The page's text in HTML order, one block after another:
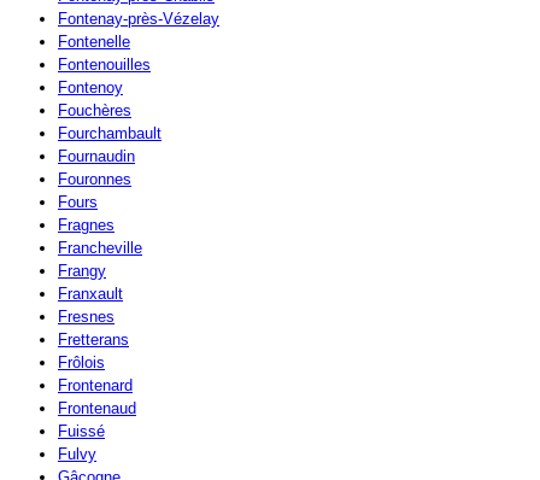
Fontenay-près-Vézelay
Fontenelle
Fontenouilles
Fontenoy
Fouchères
Fourchambault
Fournaudin
Fouronnes
Fours
Fragnes
Francheville
Frangy
Franxault
Fresnes
Fretterans
Frôlois
Frontenard
Frontenaud
Fuissé
Fulvy